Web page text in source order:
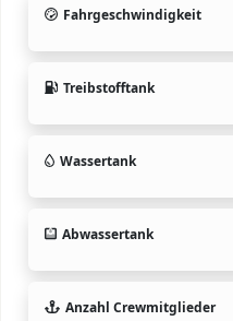
Fahrgeschwindigkeit
Treibstofftank
Wassertank
Abwassertank
Anzahl Crewmitglieder